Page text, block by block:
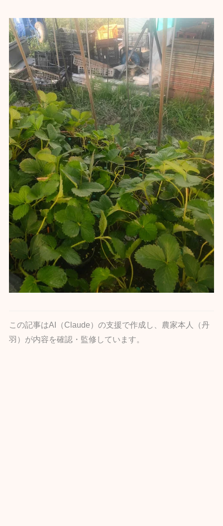
この記事はAI（Claude）の支援で作成し、農家本人（丹
羽）が内容を確認・監修しています。